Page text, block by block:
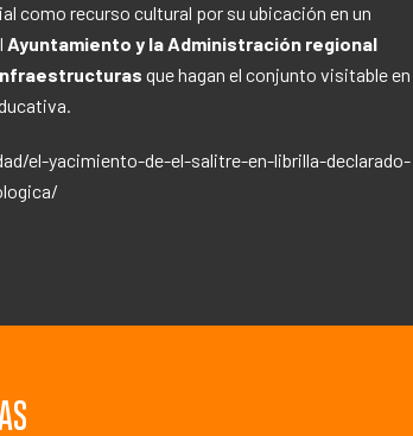
como recurso cultural por su ubicación en un
Ayuntamiento y la Administración regional
que hagan el conjunto visitable en
el-yacimiento-de-el-salitre-en-librilla-declarado-